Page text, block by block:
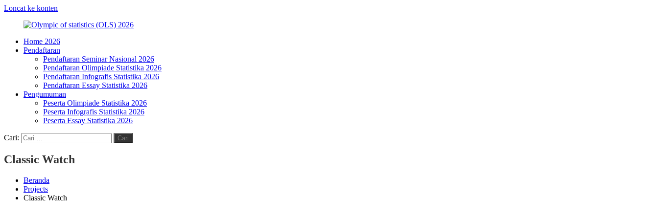
Loncat ke konten
Olympic
HMJ
Home 2026
Pendaftaran
Pendaftaran Seminar Nasional 2026
Pendaftaran Olimpiade Statistika 2026
Pendaftaran Infografis Statistika 2026
Pendaftaran Essay Statistika 2026
Pengumuman
Peserta Olimpiade Statistika 2026
Peserta Infografis Statistika 2026
Peserta Essay Statistika 2026
Cari: Cari
Classic Watch
Beranda
Projects
Classic Watch